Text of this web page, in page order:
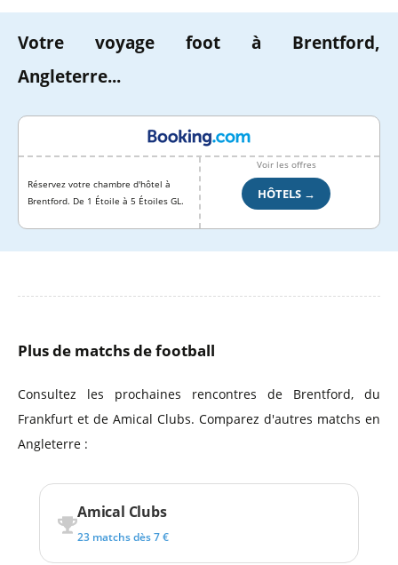
Votre voyage foot à Brentford,
Angleterre...
Réservez votre chambre d'hôtel à
Brentford. De 1 Étoile à 5 Étoiles GL.
Voir les offres
HÔTELS →
Plus de matchs de football
Consultez les prochaines rencontres de Brentford, du
Frankfurt et de Amical Clubs. Comparez d'autres matchs en
Angleterre :
Amical Clubs
23 matchs dès 7 €